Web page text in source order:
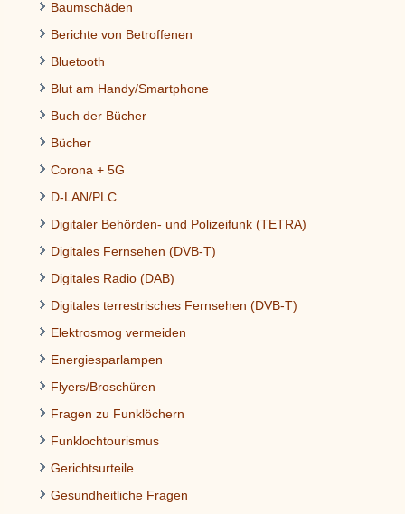
Baumschäden
Berichte von Betroffenen
Bluetooth
Blut am Handy/Smartphone
Buch der Bücher
Bücher
Corona + 5G
D-LAN/PLC
Digitaler Behörden- und Polizeifunk (TETRA)
Digitales Fernsehen (DVB-T)
Digitales Radio (DAB)
Digitales terrestrisches Fernsehen (DVB-T)
Elektrosmog vermeiden
Energiesparlampen
Flyers/Broschüren
Fragen zu Funklöchern
Funklochtourismus
Gerichtsurteile
Gesundheitliche Fragen